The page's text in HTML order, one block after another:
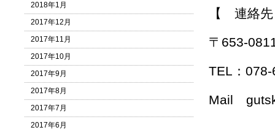
【 連絡
〒653-
TEL：
Mail
2018年1月
2017年12月
2017年11月
2017年10月
2017年9月
2017年8月
2017年7月
2017年6月